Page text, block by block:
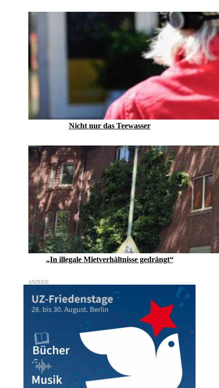
Nicht nur das Teewasser
„In illegale Mietverhältnisse gedrängt“